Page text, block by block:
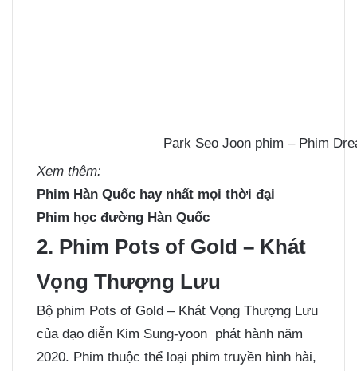
Park Seo Joon phim – Phim
Xem thêm:
Phim Hàn Quốc hay nhất mọi thời đại
Phim học đường Hàn Quốc
2. Phim Pots of Gold – Khát
Vọng Thượng Lưu
Bộ phim Pots of Gold – Khát Vọng Thượng Lưu
của đạo diễn Kim Sung-yoon phát hành năm
2020. Phim thuộc thể loại phim truyền hình hài,